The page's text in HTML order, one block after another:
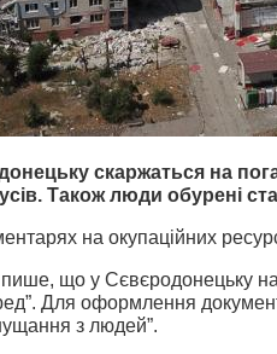
скаржаться на
Також люди обурені
на окупаційних
що у Сєвєродонецьку
Для оформлення
з людей”.